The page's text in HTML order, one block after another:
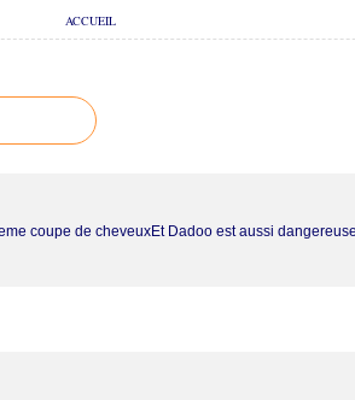
ACCUEIL
coupe de cheveuxEt Dadoo est aussi dangereuse